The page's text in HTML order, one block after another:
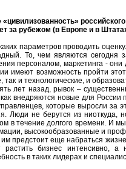
«цивилизованность»
за рубежом (в Европе и в
параметров проводить
То, чем являются сегодня
персоналом, маркетинга -
имеют возможность пройти
так и технологические, и
лет назад, рывок –
внедряются новые для
которые выросли за
Люди не берутся из ниоткуда,
в течение долгого времени. И
высокообразованные и
предстоит еще набраться
растить бизнес интенсивно,
в таких лидерах и